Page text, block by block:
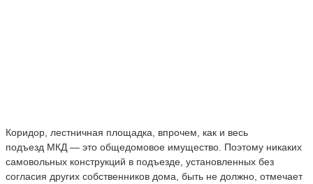
Коридор, лестничная площадка, впрочем, как и весь
подъезд МКД — это общедомовое имущество. Поэтому никаких
самовольных конструкций в подъезде, установленных без
согласия других собственников дома, быть не должно, отмечает